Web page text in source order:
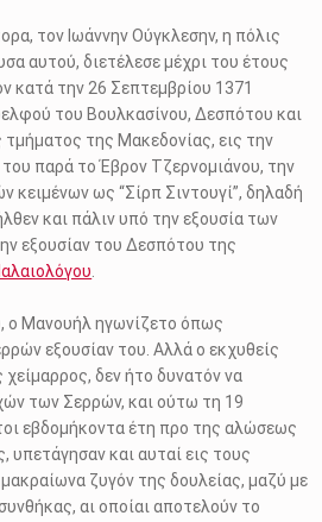
τον Ιωάννην Ούγκλεσην, η πόλις
αυτού, διετέλεσε μέχρι του έτους
κατά την 26 Σεπτεμβρίου 1371
του Βουλκασίνου, Δεσπότου και
της Μακεδονίας, εις την
παρά το Έβρον Τζερνομιάνου, την
κειμένων ως “Σίρπ Σιντουγί”, δηλαδή
και πάλιν υπό την εξουσία των
εξουσίαν του Δεσπότου της
ο Μανουήλ ηγωνίζετο όπως
εξουσίαν του. Αλλά ο εκχυθείς
δεν ήτο δυνατόν να
των Σερρών, και ούτω τη 19
εβδομήκοντα έτη προ της αλώσεως
και αυταί εις τους
ζυγόν της δουλείας, μαζύ με
αι οποίαι αποτελούν το